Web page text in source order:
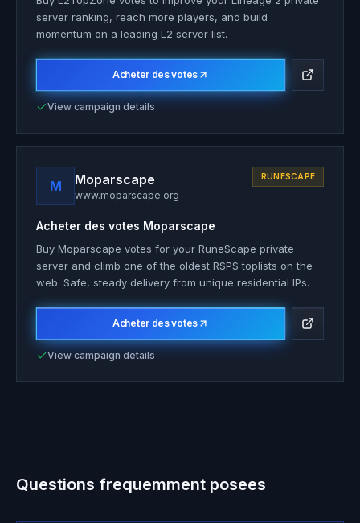
server ranking, reach more players, and build
momentum on a leading L2 server list.
Acheter des votes
View campaign details
M Moparscape
www.moparscape.org
RUNESCAPE
Acheter des votes Moparscape
Buy Moparscape votes for your RuneScape private
server and climb one of the oldest RSPS toplists on the
web. Safe, steady delivery from unique residential IPs.
Acheter des votes
View campaign details
Questions frequemment posees